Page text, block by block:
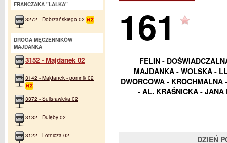
161
FELIN -
MAJDANKA - WOLSKA -
DWORCOWA -
- AL. KRAŚNICKA - JANA
DZIEŃ
FRANCZAKA "LALKA"
3272 - Dobrzańskiego 02
DROGA MĘCZENNIKÓW
MAJDANKA
3152 - Majdanek 02
3142 - Majdanek - pomnik 02
3372 - Sulisławicka 02
3132 - Dulęby 02
3122 - Lotnicza 02